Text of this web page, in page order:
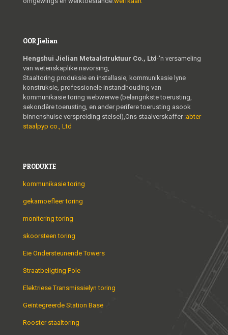
OOR Jielian
Hengshui Jielian Metaalstruktuur Co., Ltd-'n versameling
van wetenskaplike navorsing,
Staaltoring produksie en installasie, kommunikasie lyne
konstruksie, professionele instandhouding van
kommunikasie toring webwerwe (belangrikste toerusting,
sekondêre toerusting, en ander perifere toerusting asook
binnenshuise verspreiding stelsel),Ons staalverskaffer :abter
staalpyp co., Ltd
PRODUKTE
kommunikasie toring
gekamoefleer toring
monitering toring
skoorsteen toring
Eie Ondersteunende Towers
Straatbeligting Pole
Elektriese Transmissielyn toring
Geïntegreerde Station Base
Rooster staaltoring